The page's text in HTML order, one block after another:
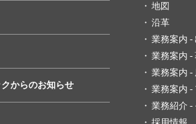
からのお知らせ
地図
沿革
業務案内 -
業務案内 -
業務案内 -
業務案内 -
業務紹介 -